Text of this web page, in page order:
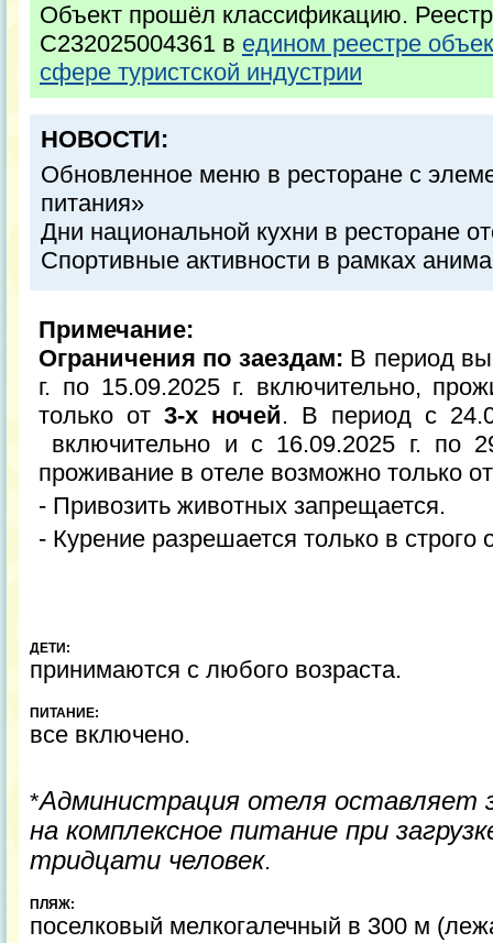
Объект прошёл классификацию.
С232025004361 в едином реестре
сфере туристской индустрии
НОВОСТИ:
Обновленное меню в ресторане с
питания»
Дни национальной кухни в ресторане
Спортивные активности в рамках
Примечание:
Ограничения по заездам: В период
г. по 15.09.2025 г. включительно,
только от 3-х ночей. В период с
включительно и с 16.09.2025 г. по
проживание в отеле возможно только от
- Привозить животных запрещается.
- Курение разрешается только в строго
ДЕТИ:
принимаются с любого возраста.
ПИТАНИЕ:
все включено.
*Администрация отеля оставляет
на комплексное питание при
тридцати человек.
ПЛЯЖ:
поселковый мелкогалечный в 300 м